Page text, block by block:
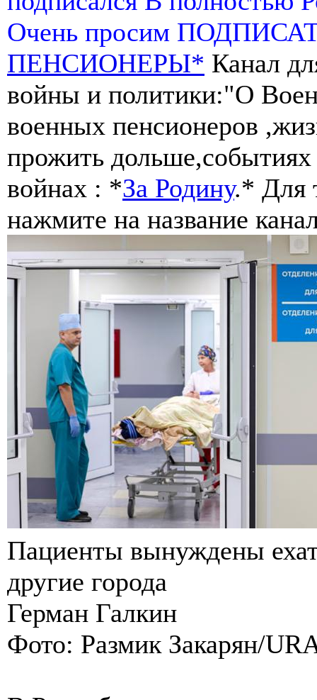
Очень просим
ПЕНСИОНЕРЫ* Канал
войны и политики:"О
военных пенсионеров
прожить
войнах : *За Родину.* Для
нажмите на название
Пациенты вынуждены
другие города
Герман Галкин
Фото: Размик Закарян/